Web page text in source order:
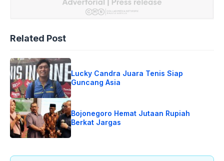
Related Post
Lucky Candra Juara Tenis Siap
Guncang Asia
Bojonegoro Hemat Jutaan Rupiah
Berkat Jargas